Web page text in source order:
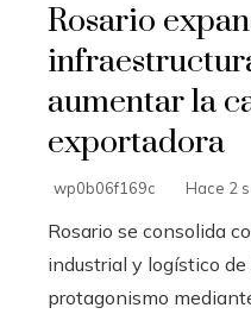
Rosario
aumentar la
exportadora
wp0b06f169c Hace 2
Rosario se consolida
industrial y logístico
protagonismo